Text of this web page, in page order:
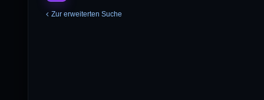
Zur erweiterten Suche